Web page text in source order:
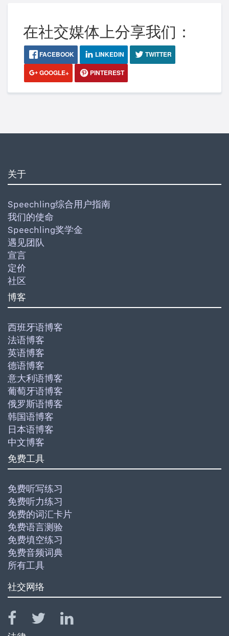
在社交媒体上分享我们：
FACEBOOK LINKEDIN
TWITTER
GOOGLE+
PINTEREST
关于
Speechling综合用户指南
我们的使命
Speechling奖学金
遇见团队
宣言
定价
社区
博客
西班牙语博客
法语博客
英语博客
德语博客
意大利语博客
葡萄牙语博客
俄罗斯语博客
韩国语博客
日本语博客
中文博客
免费工具
免费听写练习
免费听力练习
免费的词汇卡片
免费语言测验
免费填空练习
免费音频词典
所有工具
社交网络